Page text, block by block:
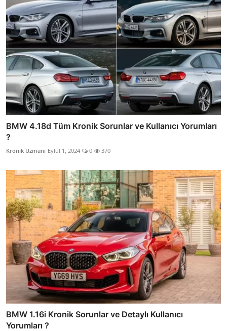
BMW 4.18d Tüm Kronik Sorunlar ve Kullanıcı Yorumları
?
Kronik Uzmanı Eylül 1, 2024 0 370
BMW 1.16i Kronik Sorunlar ve Detaylı Kullanıcı
Yorumları ?